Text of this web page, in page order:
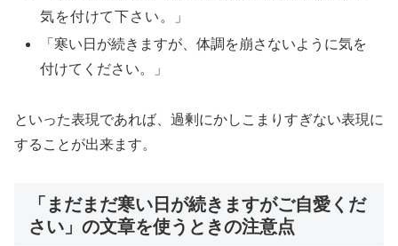
気を付けて下さい。」
「寒い日が続きますが、体調を崩さないように気を
付けてください。」
といった表現であれば、過剰にかしこまりすぎない表現に
することが出来ます。
「まだまだ寒い日が続きますがご自愛くだ
さい」の文章を使うときの注意点